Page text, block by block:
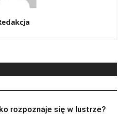
rozpoznaje się w lustrze?